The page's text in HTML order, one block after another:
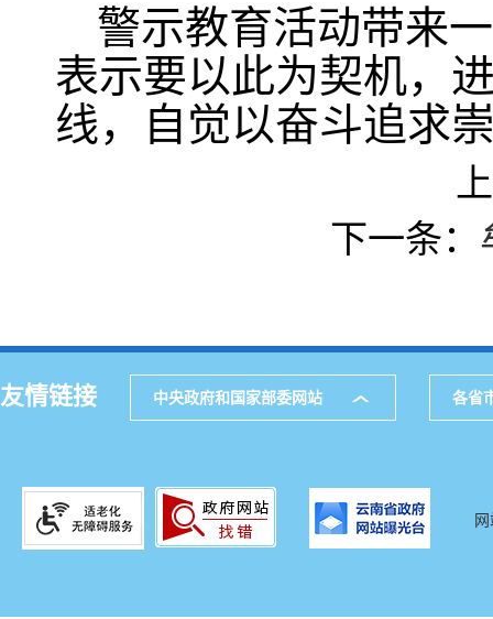
警示教育活动带来
表示要以此为契机，
线，自觉以奋斗追求
下一条：
友情链接 中央政府和国家部委网站 各省